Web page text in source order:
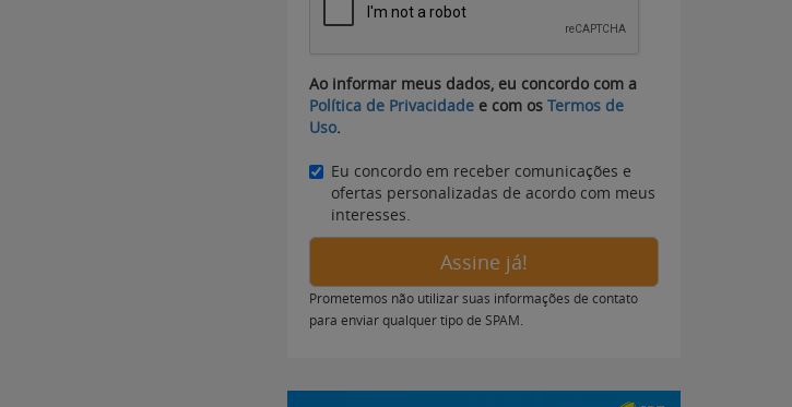
Ao informar meus dados, eu concordo com a
Política de Privacidade e com os Termos de
Uso.
Eu concordo em receber comunicações e
ofertas personalizadas de acordo com meus
interesses.
Assine já!
Prometemos não utilizar suas informações de contato
para enviar qualquer tipo de SPAM.